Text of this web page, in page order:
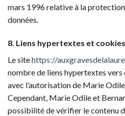
mars 1996 relative à la
données.
8. Liens hypertextes et
Le sitehttps://
nombre de liens hypertextes vers
avec l’autorisation de Marie
Cependant, Marie Odile et
possibilité de vérifier le contenu